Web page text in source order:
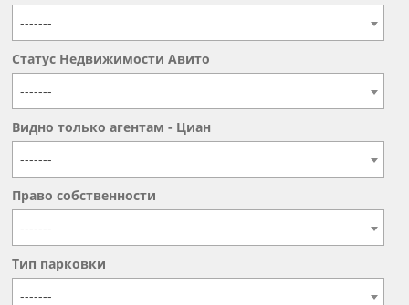
-------
Статус Недвижимости Авито
-------
Видно только агентам - Циан
-------
Право собственности
-------
Тип парковки
-------